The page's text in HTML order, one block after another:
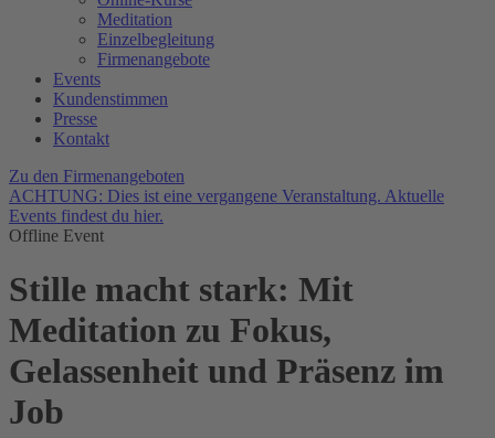
Meditation
Einzelbegleitung
Firmenangebote
Events
Kundenstimmen
Presse
Kontakt
Zu den Firmenangeboten
ACHTUNG: Dies ist eine vergangene Veranstaltung. Aktuelle
Events findest du hier.
Offline Event
Stille macht stark: Mit
Meditation zu Fokus,
Gelassenheit und Präsenz im
Job